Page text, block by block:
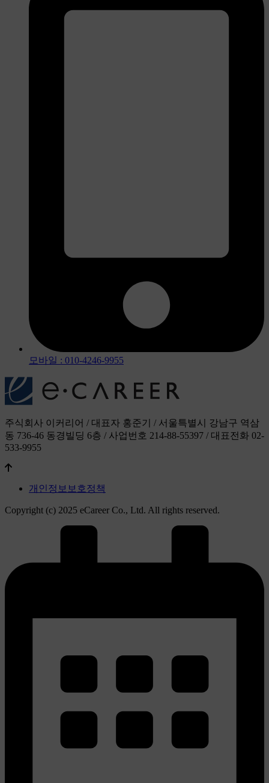
모바일 : 010-4246-9955
주식회사 이커리어 / 대표자 홍준기 / 서울특별시 강남구 역삼
동 736-46 동경빌딩 6층 / 사업번호 214-88-55397 / 대표전화 02-
533-9955
개인정보보호정책
Copyright (c) 2025 eCareer Co., Ltd. All rights reserved.